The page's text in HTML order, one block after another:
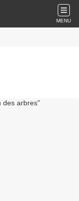
MENU